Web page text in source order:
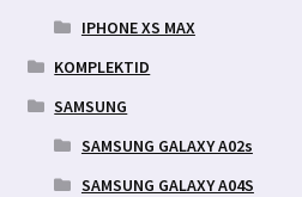
IPHONE XS MAX
KOMPLEKTID
SAMSUNG
SAMSUNG GALAXY A02s
SAMSUNG GALAXY A04S